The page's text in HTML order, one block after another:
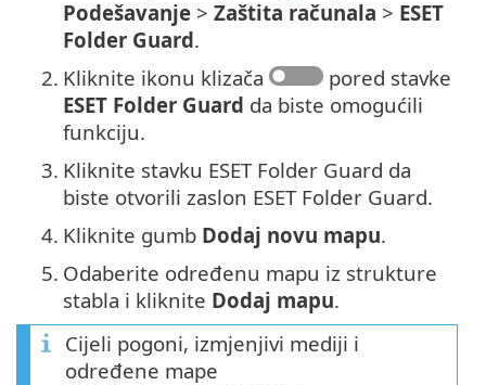
Podešavanje > Zaštita računala > ESET
Folder Guard.
2. Kliknite ikonu klizača
pored stavke
ESET Folder Guard da biste omogućili
funkciju.
3. Kliknite stavku ESET Folder Guard da
biste otvorili zaslon ESET Folder Guard.
4. Kliknite gumb Dodaj novu mapu.
5. Odaberite određenu mapu iz strukture
stabla i kliknite Dodaj mapu.
Cijeli pogoni, izmjenjivi mediji i
određene mape